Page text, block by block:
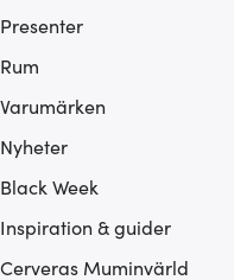
Presenter
Rum
Varumärken
Nyheter
Black Week
Inspiration & guider
Cerveras Muminvärld